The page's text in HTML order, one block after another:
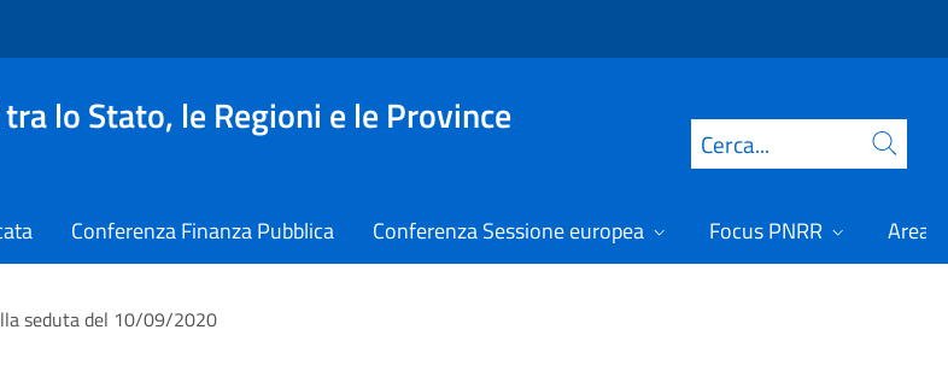
lo Stato, le Regioni e le Province
Cerca
Conferenza Finanza Pubblica Conferenza Sessione europea Focus PNRR Area
seduta del 10/09/2020